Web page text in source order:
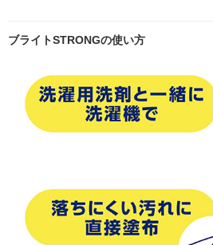
ブライトSTRONGの使い方